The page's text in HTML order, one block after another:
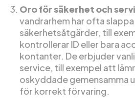
Oro för säkerhet och
vandrarhem har ofta slappa
säkerhetsåtgärder, till
kontrollerar ID eller bara
kontanter. De erbjuder
service, till exempel att
oskyddade gemensamma
för korrekt förvaring.